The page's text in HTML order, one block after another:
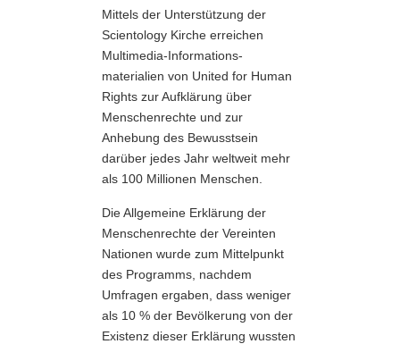
Mittels der Unterstützung der
Scientology Kirche erreichen
Multimedia-Informations­
materialien von United for Human
Rights zur Aufklärung über
Menschenrechte und zur
Anhebung des Bewusstsein
darüber jedes Jahr weltweit mehr
als 100 Millionen Menschen.
Die Allgemeine Erklärung der
Menschenrechte der Vereinten
Nationen wurde zum Mittelpunkt
des Programms, nachdem
Umfragen ergaben, dass weniger
als 10 % der Bevölkerung von der
Existenz dieser Erklärung wussten